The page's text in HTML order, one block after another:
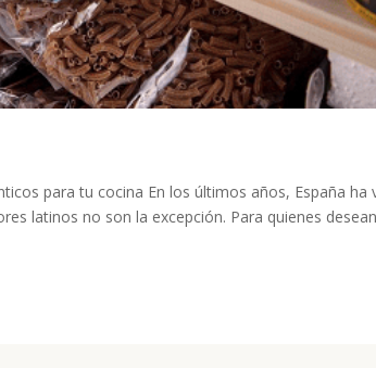
para tu cocina En los últimos años, España ha
latinos no son la excepción. Para quienes